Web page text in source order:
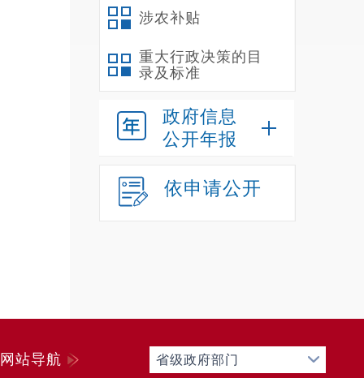
涉农补贴
重大行政决策的目
录及标准
政府信息
公开年报
依申请公开
网站导航 省级政府部门